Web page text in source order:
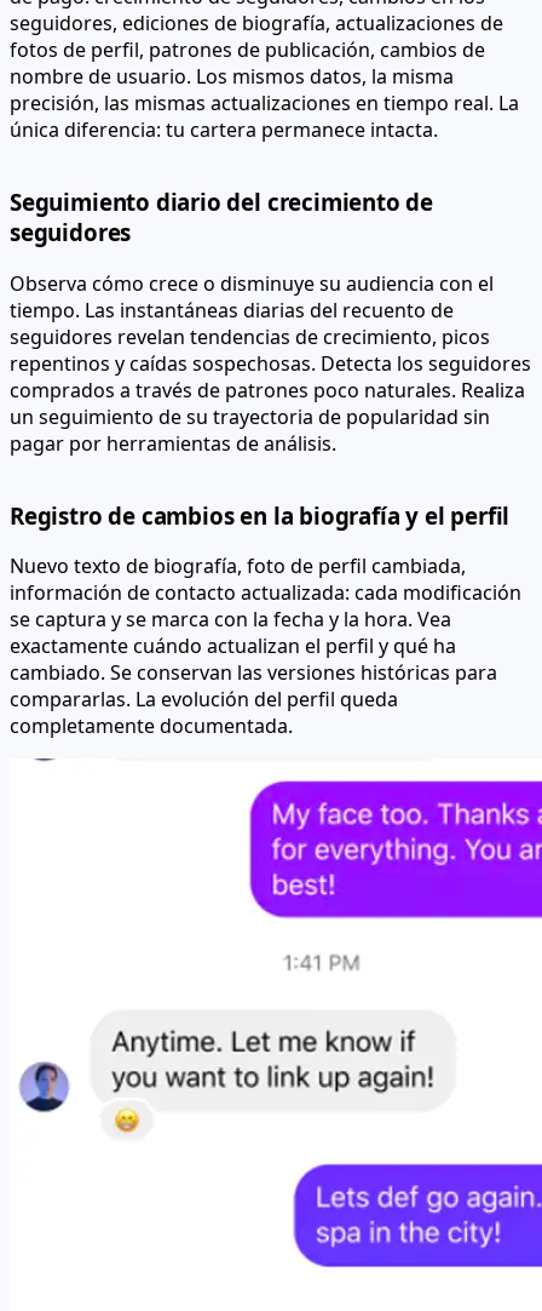
seguidores, ediciones de biografía, actualizaciones de
fotos de perfil, patrones de publicación, cambios de
nombre de usuario. Los mismos datos, la misma
precisión, las mismas actualizaciones en tiempo real. La
única diferencia: tu cartera permanece intacta.
Seguimiento diario del crecimiento de
seguidores
Observa cómo crece o disminuye su audiencia con el
tiempo. Las instantáneas diarias del recuento de
seguidores revelan tendencias de crecimiento, picos
repentinos y caídas sospechosas. Detecta los seguidores
comprados a través de patrones poco naturales. Realiza
un seguimiento de su trayectoria de popularidad sin
pagar por herramientas de análisis.
Registro de cambios en la biografía y el perfil
Nuevo texto de biografía, foto de perfil cambiada,
información de contacto actualizada: cada modificación
se captura y se marca con la fecha y la hora. Vea
exactamente cuándo actualizan el perfil y qué ha
cambiado. Se conservan las versiones históricas para
compararlas. La evolución del perfil queda
completamente documentada.